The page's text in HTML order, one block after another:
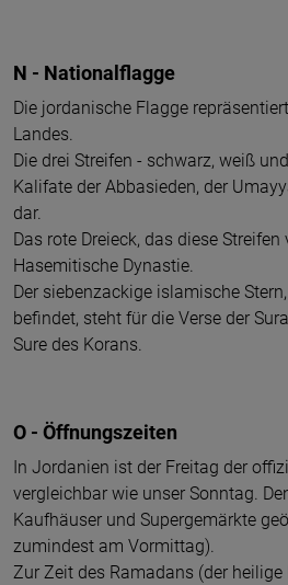
N - Nationalflagge
Die jordanische Flagge
Landes.
Die drei Streifen - schwarz, weiß
Kalifate der Abbasieden, der
dar.
Das rote Dreieck, das diese
Hasemitische Dynastie.
Der siebenzackige islamische
befindet, steht für die Verse der
Sure des Korans.
O - Öffnungszeiten
In Jordanien ist der Freitag der
vergleichbar wie unser Sonntag.
Kaufhäuser und Supergemärkte
zumindest am Vormittag).
Zur Zeit des Ramadans (der